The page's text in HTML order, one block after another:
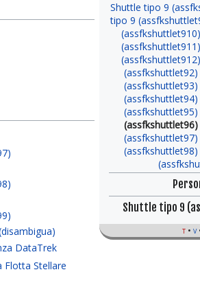
Shuttle tipo 9
tipo 9
(assfkshuttlet910)
(assfkshuttlet911)
(assfkshuttlet912)
(assfkshuttlet92)
(assfkshuttlet93)
(assfkshuttlet94)
(assfkshuttlet95)
(assfkshuttlet96)
(assfkshuttlet97)
(assfkshuttlet98)
Shuttle tipo 9
t v
DataTrek
Flotta Stellare